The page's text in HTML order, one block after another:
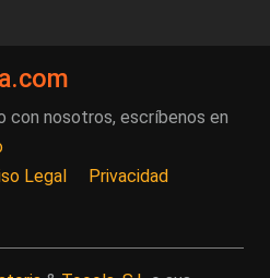
con nosotros, escríbenos en
Legal Privacidad